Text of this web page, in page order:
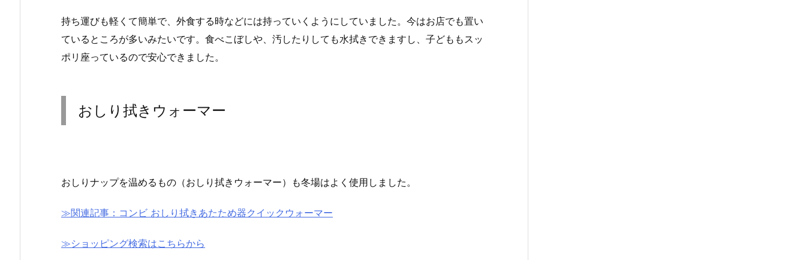
持ち運びも軽くて簡単で、外食する時などには持っていくようにしていました。今はお店でも置い
ているところが多いみたいです。食べこぼしや、汚したりしても水拭きできますし、子どももスッ
ポリ座っているので安心できました。
おしり拭きウォーマー
おしりナップを温めるもの（おしり拭きウォーマー）も冬場はよく使用しました。
≫関連記事：コンビ おしり拭きあたため器クイックウォーマー
≫ショッピング検索はこちらから